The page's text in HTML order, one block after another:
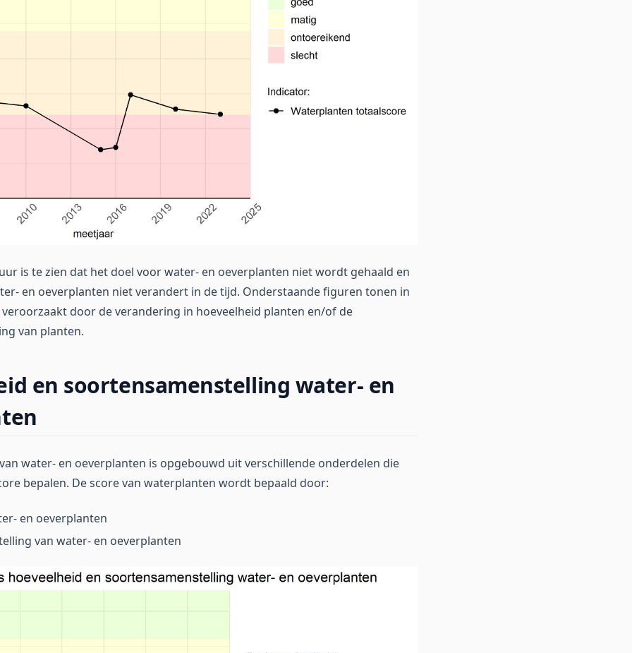
is te zien dat het doel voor water- en oeverplanten niet wordt gehaald en
en oeverplanten niet verandert in de tijd. Onderstaande figuren tonen in
door de verandering in hoeveelheid planten en/of de
van planten.
en soortensamenstelling water- en
water- en oeverplanten is opgebouwd uit verschillende onderdelen die
bepalen. De score van waterplanten wordt bepaald door:
en oeverplanten
van water- en oeverplanten